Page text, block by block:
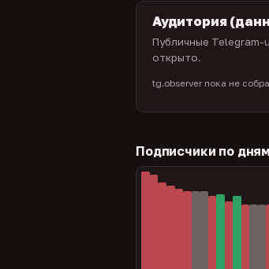
Аудитория
Публичные Telegram-
открыто.
tg.observer пока не
Подписчики по дням